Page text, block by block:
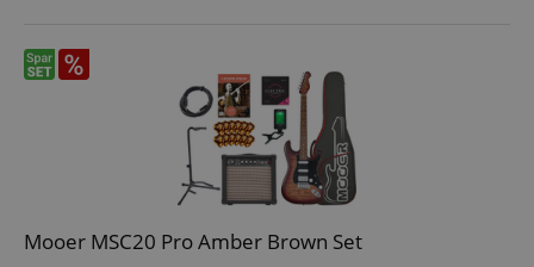
Mooer MSC20 Pro Amber Brown Set